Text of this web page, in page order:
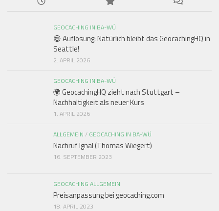
GEOCACHING IN BA-WÜ
😄 Auflösung: Natürlich bleibt das GeocachingHQ in
Seattle!
2. APRIL 2026
GEOCACHING IN BA-WÜ
🌍 GeocachingHQ zieht nach Stuttgart –
Nachhaltigkeit als neuer Kurs
1. APRIL 2026
ALLGEMEIN / GEOCACHING IN BA-WÜ
Nachruf Ignal (Thomas Wiegert)
16. SEPTEMBER 2023
GEOCACHING ALLGEMEIN
Preisanpassung bei geocaching.com
18. APRIL 2023